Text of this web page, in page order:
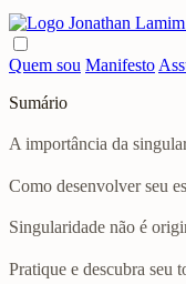
Quem sou Manifesto
Sumário
A importância da
Como desenvolver seu
Singularidade não é
Pratique e descubra seu